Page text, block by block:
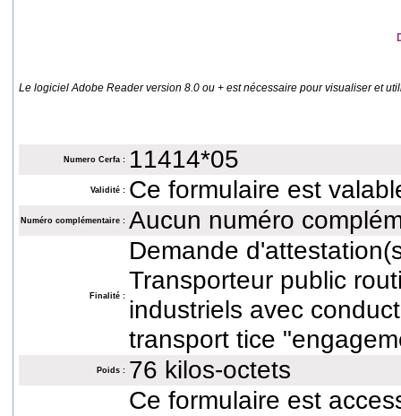
Le logiciel Adobe Reader version 8.0 ou + est nécessaire pour visualiser et
Numero Cerfa : 11414*05
Validité :
Numéro complémentaire : Aucun numéro
Finalité :
Demande
Transporteur public
industriels avec
transport tice
Poids : 76 kilos-octets
Ce formulaire est